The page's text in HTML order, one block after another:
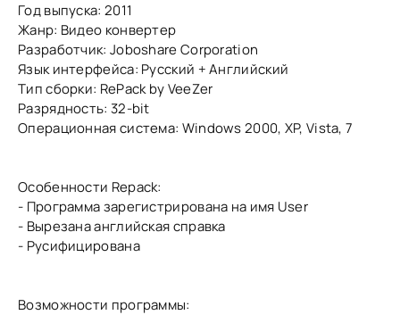
Год выпуска: 2011
Жанр: Видео конвертер
Разработчик: Joboshare Corporation
Язык интерфейса: Русский + Английский
Тип сборки: RePack by VeeZer
Разрядность: 32-bit
Операционная система: Windows 2000, XP, Vista, 7
Особенности Repack:
- Программа зарегистрирована на имя User
- Вырезана английская справка
- Русифицирована
Возможности программы: